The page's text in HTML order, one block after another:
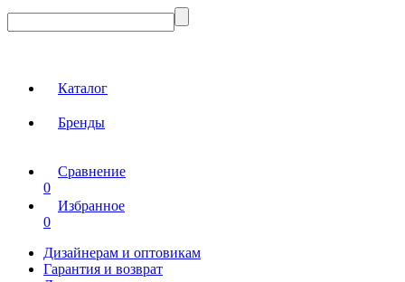
Каталог
Бренды
Сравнение
0
Избранное
0
Дизайнерам и оптовикам
Гарантия и возврат